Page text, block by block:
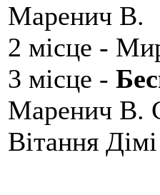
Маренич В.
2 місце -
3 місце -
Маренич В.
Вітання